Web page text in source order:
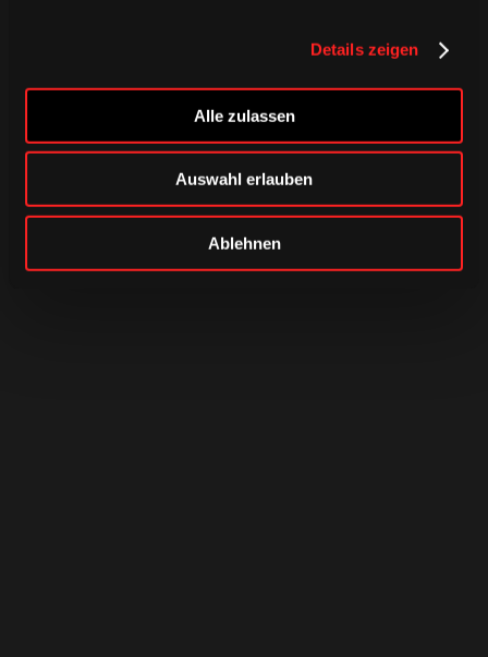
Details zeigen
Alle zulassen
Auswahl erlauben
Ablehnen